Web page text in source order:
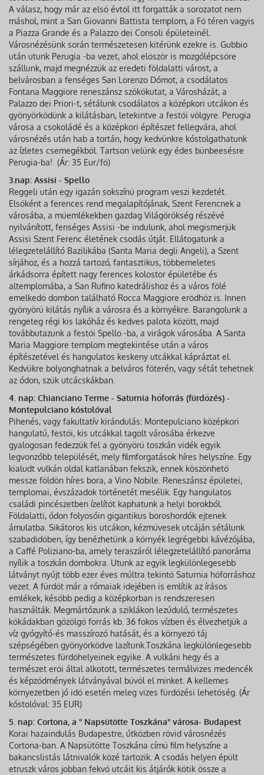
A válasz, hogy már az első évtől itt forgatták a sorozatot nem
máshol, mint a San Giovanni Battista templom, a Fő téren vagyis
a Piazza Grande és a Palazzo dei Consoli épületeinél.
Városnézésünk során természetesen kitérünk ezekre is. Gubbio
után utunk Perugia -ba vezet, ahol először is mozgólépcsőre
szállunk, majd megnézzük az eredeti földalatti várost, a
belvárosban a fenséges San Lorenzo Dómot, a csodálatos
Fontana Maggiore reneszánsz szökőkutat, a Városházát, a
Palazzo dei Priori-t, sétálunk csodálatos a középkori utcákon és
gyönyörködünk a kilátásban, letekintve a festői völgyre. Perugia
városa a csokoládé és a középkori építészet fellegvára, ahol
városnézés után hab a tortán, hogy kedvünkre kóstolgathatunk
az ízletes csemegékből. Tartson velünk egy édes bűnbeesésre
Perugia-ba! (Ár: 35 Eur/fő)
3.nap: Assisi - Spello
Reggeli után egy igazán sokszínű program veszi kezdetét.
Elsőként a ferences rend megalapítójának, Szent Ferencnek a
városába, a műemlékekben gazdag Világörökség részévé
nyilvánított, fenséges Assisi -be indulunk, ahol megismerjük
Assisi Szent Ferenc életének csodás útját. Ellátogatunk a
lélegzetelállító Bazilikába (Santa Maria degli Angeli), a Szent
sírjához, és a hozzá tartozó, fantasztikus, többemeletes
árkádsorra épített nagy ferences kolostor épületébe és
altemplomába, a San Rufino katedrálishoz és a város fölé
emelkedő dombon található Rocca Maggiore erődhöz is. Innen
gyönyörű kilátás nyílik a városra és a környékre. Barangolunk a
rengeteg régi kis lakóház és kedves palota között, majd
továbbutazunk a festői Spello -ba, a virágok városába. A Santa
Maria Maggiore templom megtekintése után a város
építészetével és hangulatos keskeny utcákkal kápráztat el.
Kedvükre bolyonghatnak a belváros főterén, vagy sétát tehetnek
az ódon, szűk utcácskákban.
4. nap: Chianciano Terme - Saturnia hőforrás (fürdőzés) -
Montepulciano kóstolóval
Pihenés, vagy fakultatív kirándulás: Montepulciano középkori
hangulatú, festői, kis utcákkal tagolt városába érkezve
gyalogosan fedezzük fel a gyönyörű toszkán vidék egyik
legvonzóbb települését, mely filmforgatások híres helyszíne. Egy
kialudt vulkán oldal katlanában fekszik, ennek köszönhető
messze földön híres bora, a Vino Nobile. Reneszánsz épületei,
templomai, évszázadok történetét mesélik. Egy hangulatos
családi pincészetben ízelítőt kaphatunk a helyi borokból.
Földalatti, ódon folyosóin gigantikus boroshordók ejtenek
ámulatba. Sikátoros kis utcákon, kézművesek utcáján sétálunk
szabadidőben, így benézhetünk a környék legrégebbi kávézójába,
a Caffé Poliziano-ba, amely teraszáról lélegzetelállító panoráma
nyílik a toszkán dombokra. Utunk az egyik legkülönlegesebb
látványt nyújt több ezer éves múltra tekintő Saturnia hőforráshoz
vezet. A fürdőt már a rómaiak idejében is említik az írásos
emlékek, később pedig a középkorban is rendszeresen
használták. Megmártózunk a sziklákon lezúduló, természetes
kőkádakban gőzölgő forrás kb. 36 fokos vízben és élvezhetjük a
víz gyógyító-és masszírozó hatását, és a környező táj
szépségében gyönyörködve lazítunk.Toszkána legkülönlegesebb
természetes fürdőhelyeinek egyike. A vulkáni hegy és a
természet erői által alkotott, természetes termálvizes medencék
és képződmények látványával bűvöl el minket. A kellemes
környezetben jó idő esetén meleg vizes fürdőzési lehetőség. (Ár
kóstolóval: 35 EUR)
5. nap: Cortona, a " Napsütötte Toszkána" városa- Budapest
Korai hazaindulás Budapestre, útközben rövid városnézés
Cortona-ban. A Napsütötte Toszkána című film helyszíne a
bakancslistás látnivalók közé tartozik. A csodás helyen épült
etruszk város jobban fekvő utcáit kis átjárók kötik össze a